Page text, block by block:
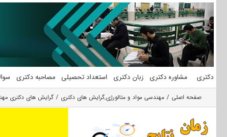
محتوا
دکتری مشاوره دکتری زبان دکتری استعداد تحصیلی مصاحبه دکتری
صفحه اصلی مهندسی مواد و متالورژی,گرایش های دکتری گرایش های دکتری